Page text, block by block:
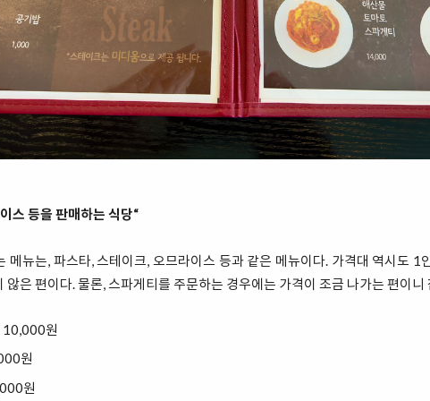
스 등을 판매하는 식당“
메뉴는, 파스타, 스테이크, 오므라이스 등과 같은 메뉴이다. 가격대 역시도
않은 편이다. 물론, 스파게티를 주문하는 경우에는 가격이 조금 나가는 편이니
10,000원
원
원